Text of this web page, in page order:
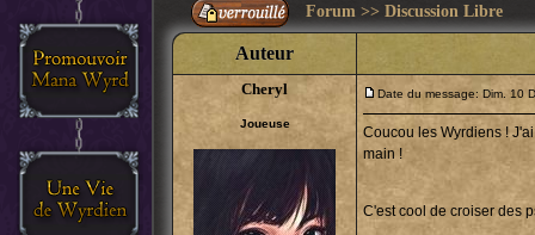
Forum >> Discussion Libre
Auteur
Cheryl
Joueuse
Date du message: Dim. 10
Coucou les Wyrdiens !
main !
C'est cool de croiser des